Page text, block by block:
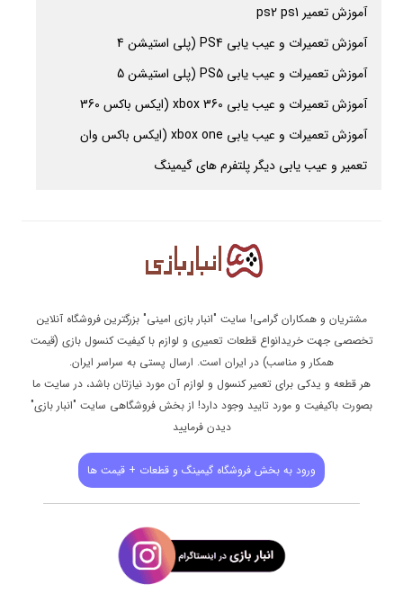
آموزش تعمیر ps2 ps1
آموزش تعمیرات و عیب یابی PS4 (پلی استیشن 4
آموزش تعمیرات و عیب یابی PS5 (پلی استیشن 5
آموزش تعمیرات و عیب یابی xbox 360 (ایکس باکس 360
آموزش تعمیرات و عیب یابی xbox one (ایکس باکس وان
تعمیر و عیب یابی دیگر پلتفرم های گیمینگ
مشتریان و همکاران گرامی! سایت "انبار بازی امینی" بزرگترین فروشگاه آنلاین
تخصصی جهت خریدانواع قطعات تعمیری و لوازم با کیفیت کنسول بازی (قیمت
همکار و مناسب) در ایران است. ارسال پستی به سراسر ایران.
هر قطعه و یدکی برای تعمیر کنسول و لوازم آن مورد نیازتان باشد، در سایت ما
بصورت باکیفیت و مورد تایید وجود دارد! از بخش فروشگاهی سایت "انبار بازی"
دیدن فرمایید
ورود به بخش فروشگاه گیمینگ و قطعات + قیمت ها